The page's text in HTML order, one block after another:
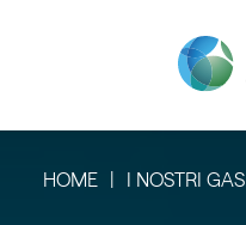
HOME I NOSTRI GAS